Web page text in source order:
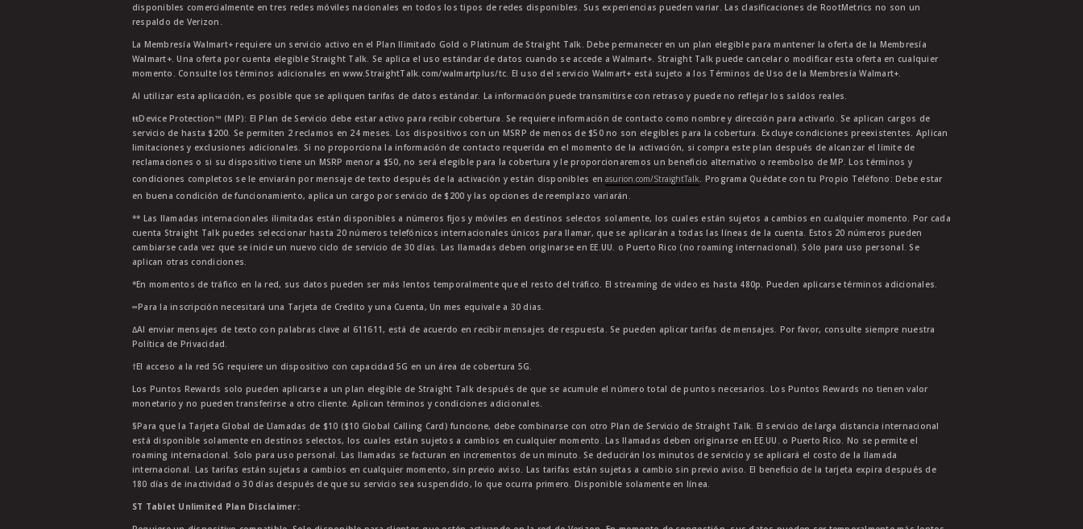
disponibles comercialmente en tres redes móviles nacionales en todos los tipos de redes disponibles. Sus experiencias pueden variar. Las clasificaciones de RootMetrics no son un
respaldo de Verizon.
La Membresía Walmart+ requiere un servicio activo en el Plan Ilimitado Gold o Platinum de Straight Talk. Debe permanecer en un plan elegible para mantener la oferta de la Membresía
Walmart+. Una oferta por cuenta elegible Straight Talk. Se aplica el uso estándar de datos cuando se accede a Walmart+. Straight Talk puede cancelar o modificar esta oferta en cualquier
momento. Consulte los términos adicionales en www.StraightTalk.com/walmartplus/tc. El uso del servicio Walmart+ está sujeto a los Términos de Uso de la Membresía Walmart+.
Al utilizar esta aplicación, es posible que se apliquen tarifas de datos estándar. La información puede transmitirse con retraso y puede no reflejar los saldos reales.
ŧŧDevice Protection™ (MP): El Plan de Servicio debe estar activo para recibir cobertura. Se requiere información de contacto como nombre y dirección para activarlo. Se aplican cargos de
servicio de hasta $200. Se permiten 2 reclamos en 24 meses. Los dispositivos con un MSRP de menos de $50 no son elegibles para la cobertura. Excluye condiciones preexistentes. Aplican
limitaciones y exclusiones adicionales. Si no proporciona la información de contacto requerida en el momento de la activación, si compra este plan después de alcanzar el límite de
reclamaciones o si su dispositivo tiene un MSRP menor a $50, no será elegible para la cobertura y le proporcionaremos un beneficio alternativo o reembolso de MP. Los términos y
condiciones completos se le enviarán por mensaje de texto después de la activación y están disponibles enasurion.com/StraightTalk. Programa Quédate con tu Propio Teléfono: Debe estar
en buena condición de funcionamiento, aplica un cargo por servicio de $200 y las opciones de reemplazo variarán.
** Las llamadas internacionales ilimitadas están disponibles a números fijos y móviles en destinos selectos solamente, los cuales están sujetos a cambios en cualquier momento. Por cada
cuenta Straight Talk puedes seleccionar hasta 20 números telefónicos internacionales únicos para llamar, que se aplicarán a todas las líneas de la cuenta. Estos 20 números pueden
cambiarse cada vez que se inicie un nuevo ciclo de servicio de 30 días. Las llamadas deben originarse en EE.UU. o Puerto Rico (no roaming internacional). Sólo para uso personal. Se
aplican otras condiciones.
*En momentos de tráfico en la red, sus datos pueden ser más lentos temporalmente que el resto del tráfico. El streaming de video es hasta 480p. Pueden aplicarse términos adicionales.
∞Para la inscripción necesitará una Tarjeta de Credito y una Cuenta, Un mes equivale a 30 dias.
∆Al enviar mensajes de texto con palabras clave al 611611, está de acuerdo en recibir mensajes de respuesta. Se pueden aplicar tarifas de mensajes. Por favor, consulte siempre nuestra
Política de Privacidad.
†El acceso a la red 5G requiere un dispositivo con capacidad 5G en un área de cobertura 5G.
Los Puntos Rewards solo pueden aplicarse a un plan elegible de Straight Talk después de que se acumule el número total de puntos necesarios. Los Puntos Rewards no tienen valor
monetario y no pueden transferirse a otro cliente. Aplican términos y condiciones adicionales.
§Para que la Tarjeta Global de Llamadas de $10 ($10 Global Calling Card) funcione, debe combinarse con otro Plan de Servicio de Straight Talk. El servicio de larga distancia internacional
está disponible solamente en destinos selectos, los cuales están sujetos a cambios en cualquier momento. Las llamadas deben originarse en EE.UU. o Puerto Rico. No se permite el
roaming internacional. Solo para uso personal. Las llamadas se facturan en incrementos de un minuto. Se deducirán los minutos de servicio y se aplicará el costo de la llamada
internacional. Las tarifas están sujetas a cambios en cualquier momento, sin previo aviso. Las tarifas están sujetas a cambio sin previo aviso. El beneficio de la tarjeta expira después de
180 días de inactividad o 30 días después de que su servicio sea suspendido, lo que ocurra primero. Disponible solamente en línea.
ST Tablet Unlimited Plan Disclaimer: